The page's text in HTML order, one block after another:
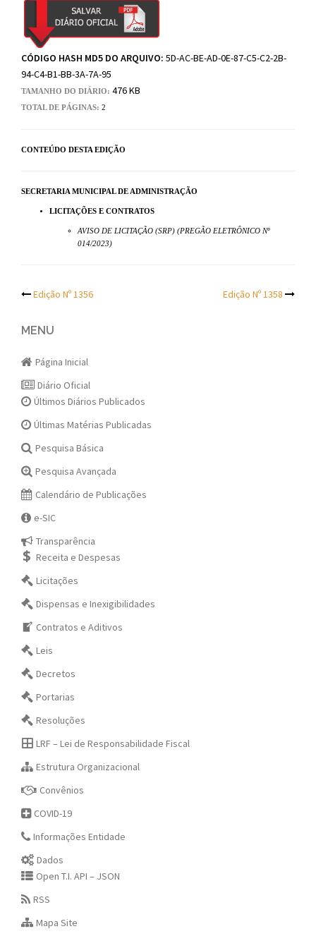
CÓDIGO HASH MD5 DO ARQUIVO: 5D-AC-BE-AD-0E-87-C5-C2-2B-
94-C4-B1-BB-3A-7A-95
TAMANHO DO DIÁRIO: 476 KB
TOTAL DE PÁGINAS: 2
CONTEÚDO DESTA EDIÇÃO
SECRETARIA MUNICIPAL DE ADMINISTRAÇÃO
LICITAÇÕES E CONTRATOS
AVISO DE LICITAÇÃO (SRP) (PREGÃO ELETRÔNICO Nº
014/2023)
Post
navigation
Edição Nº 1356 Edição Nº 1358
MENU
Página Inicial
Diário Oficial
Últimos Diários Publicados
Últimas Matérias Publicadas
Pesquisa Básica
Pesquisa Avançada
Calendário de Publicações
e-SIC
Transparência
Receita e Despesas
Licitações
Dispensas e Inexigibilidades
Contratos e Aditivos
Leis
Decretos
Portarias
Resoluções
LRF – Lei de Responsabilidade Fiscal
Estrutura Organizacional
Convênios
COVID-19
Informações Entidade
Dados
Open T.I. API – JSON
RSS
Mapa Site